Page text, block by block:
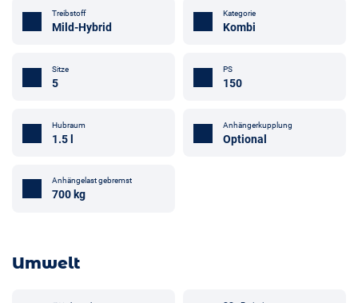
Treibstoff
Mild-Hybrid
Kategorie
Kombi
Sitze
5
PS
150
Hubraum
1.5 l
Anhängerkupplung
Optional
Anhängelast gebremst
700 kg
Umwelt